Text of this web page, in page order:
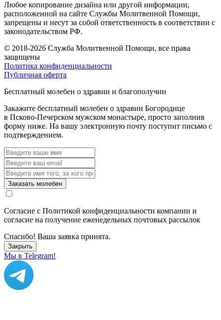
Любое копирование дизайна или другой информации,
расположенной на сайте Службы Молитвенной Помощи,
запрещены и несут за собой ответственность в соответствии с
законодательством РФ.
© 2018-2026 Служба Молитвенной Помощи, все права
защищены
Политика конфиденциальности
Публичная оферта
Бесплатный молебен о здравии и благополучии
Закажите бесплатный молебен о здравии Богородице
в Псково-Печерском мужском монастыре, просто заполнив
форму ниже. На вашу электронную почту поступит письмо с
подтверждением.
Заказать молебен
Согласие с Политикой конфиденциальности компании и
согласие на получение еженедельных почтовых рассылок
Спасибо! Ваша заявка принята.
Закрыть
Мы в Telegram!